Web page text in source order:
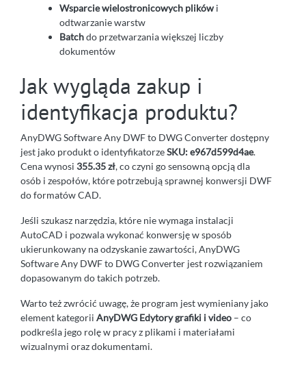
Wsparcie wielostronicowych plikówi
odtwarzanie warstw
Batchdo przetwarzania większej liczby
dokumentów
Jak wygląda zakup i
identyfikacja produktu?
AnyDWG Software Any DWF to DWG Converter dostępny
jest jako produkt o identyfikatorzeSKU: e967d599d4ae.
Cena wynosi 355.35 zł, co czyni go sensowną opcją dla
osób i zespołów, które potrzebują sprawnej konwersji DWF
do formatów CAD.
Jeśli szukasz narzędzia, które nie wymaga instalacji
AutoCAD i pozwala wykonać konwersję w sposób
ukierunkowany na odzyskanie zawartości, AnyDWG
Software Any DWF to DWG Converter jest rozwiązaniem
dopasowanym do takich potrzeb.
Warto też zwrócić uwagę, że program jest wymieniany jako
element kategorii AnyDWG Edytory grafiki i video – co
podkreśla jego rolę w pracy z plikami i materiałami
wizualnymi oraz dokumentami.